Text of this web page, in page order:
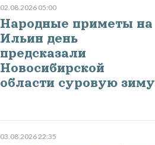
02.08.2026 05:00
Народные приметы на
Ильин день
предсказали
Новосибирской
области суровую зиму
03.08.2026 22:35